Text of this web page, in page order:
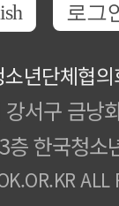
로그
년단체협
서구 금낭
층 한국청소
ALL